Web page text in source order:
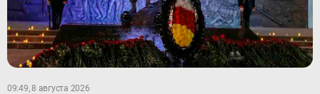
09:49, 8 августа 2026